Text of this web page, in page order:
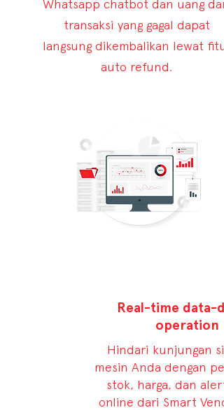
Whatsapp chatbot dan uang dari
transaksi yang gagal dapat
langsung dikembalikan lewat fitur
auto refund.
Real-time data-
operation
Hindari kunjungan
mesin Anda dengan
stok, harga, dan alert
online dari Smart